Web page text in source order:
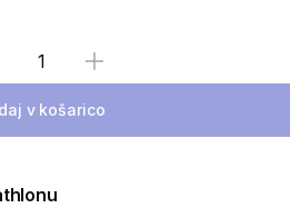
Izberite količino
v košarico